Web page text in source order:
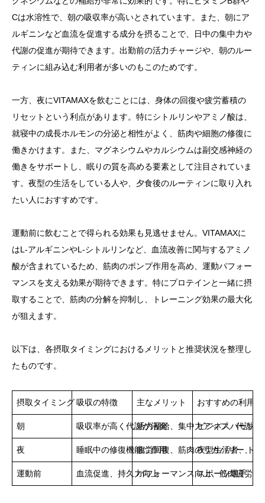
Cは水溶性で、朝の吸収率が高いとされています。また、朝にア
ルギニンなど血流を促進する成分を摂ることで、日中の集中力や
代謝の促進が期待できます。出勤前の活力チャージや、朝のルー
ティンに組み込む利用者が多いのもこのためです。
一方、夜にVITAMAXを飲むことには、身体の回復や疲労蓄積の
リセットという利点があります。特にシトルリンやアミノ酸は、
就寝中の成長ホルモンの分泌と相性がよく、筋肉や細胞の修復に
働きかけます。また、マグネシウムやカルシウムは副交感神経の
働きをサポートし、眠りの質を高める要素として注目されていま
す。夜型の生活をしている人や、夕食後のルーティンに取り入れ
たい人におすすめです。
運動前に飲むことで得られる効果も見逃せません。VITAMAXに
はL-アルギニンやL-シトルリンなど、血流改善に関与するアミノ
酸が含まれているため、筋肉のポンプ作用を高め、運動パフォー
マンスを支える効果が期待できます。特にプロテインと一緒に摂
取することで、筋肉の分解を抑制し、トレーニング効果の最大化
が狙えます。
以下は、各摂取タイミングにおけるメリットと推奨状況を整理し
たものです。
摂取タイミング吸収の特徴 主なメリット おすすめの利用者
朝 吸収率が高く代謝が活発活力補給、集中力アップ、代謝サ
ビジネスパーソ
夜 睡眠中の修復機能に作用疲労回復、筋肉のリカバリー、睡
夜型生活者、ト
運動前 血流促進、持久力向上パフォーマンス向上、筋肉疲労の
スポーツ選手、